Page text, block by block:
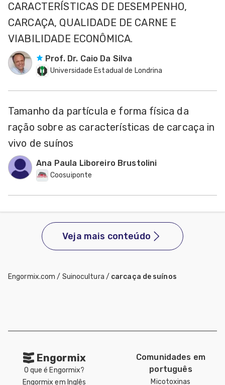
CARACTERÍSTICAS DE DESEMPENHO,
CARCAÇA, QUALIDADE DE CARNE E
VIABILIDADE ECONÔMICA.
Prof. Dr. Caio Da Silva
Universidade Estadual de Londrina
Tamanho da partícula e forma física da
ração sobre as características de carcaça in
vivo de suínos
Ana Paula Liboreiro Brustolini
Coosuiponte
Veja mais conteúdo
Engormix.com / Suinocultura / carcaça de suínos
Engormix
O que é Engormix?
Engormix em Inglês
Comunidades em
português
Micotoxinas